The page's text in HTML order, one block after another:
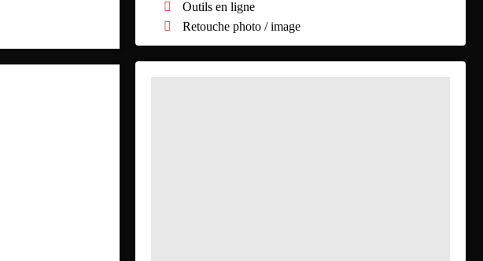
Outils en ligne
Retouche photo / image